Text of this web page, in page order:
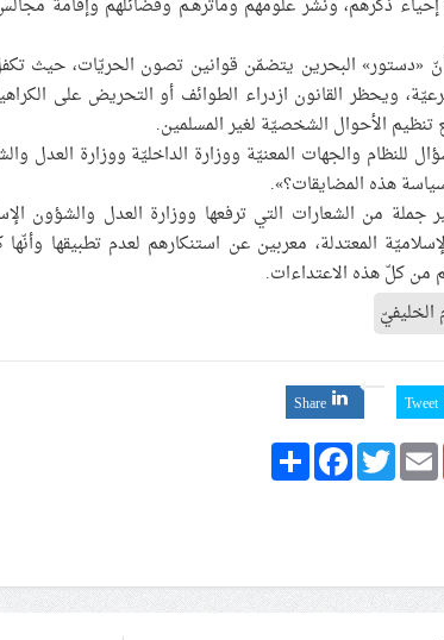
«دستور» البحرين يتضمّن قوانين تصون الحريّات، حيث
ويحظر القانون ازدراء الطوائف أو التحريض على
الأحوال الشخصيّة لغير المسلمين.
للنظام والجهات المعنيّة ووزارة الداخليّة ووزارة العدل
هذه المضايقات؟».
جملة من الشعارات التي ترفعها ووزارة العدل والشؤون
المعتدلة، معربين عن استنكارهم لعدم تطبيقها
من كلّ هذه الاعتداءات.
الخليفيّ
Tweet
Share
Share
FacebookTwitterEmail